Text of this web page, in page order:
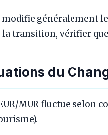
modifie généralement
la transition, vérifier
du
MUR fluctue selon